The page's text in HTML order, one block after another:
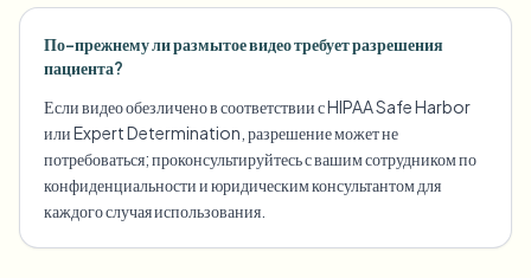
По-прежнему ли размытое видео требует разрешения
пациента?
Если видео обезличено в соответствии с HIPAA Safe Harbor
или Expert Determination, разрешение может не
потребоваться; проконсультируйтесь с вашим сотрудником по
конфиденциальности и юридическим консультантом для
каждого случая использования.